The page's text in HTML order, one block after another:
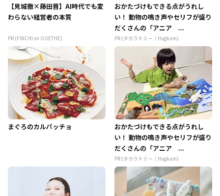
【見城徹×藤田晋】AI時代でも変
わらない経営者の本質
PR (FINCHI on GOETHE)
おかたづけもできる点がうれし
い！ 動物の鳴き声やセリフが盛り
だくさんの「アニア ...
PR (タカラトミー｜Hugkum)
まぐろのカルパッチョ
おかたづけもできる点がうれし
い！ 動物の鳴き声やセリフが盛り
だくさんの「アニア ...
PR (タカラトミー｜Hugkum)